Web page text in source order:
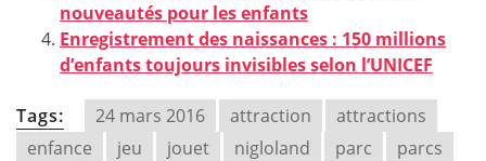
nouveautés pour les enfants
Enregistrement des naissances : 150 millions
d’enfants toujours invisibles selon l’UNICEF
Tags: 24 mars 2016 attraction
attractions
enfance
jeu jouet nigloland parc
parcs